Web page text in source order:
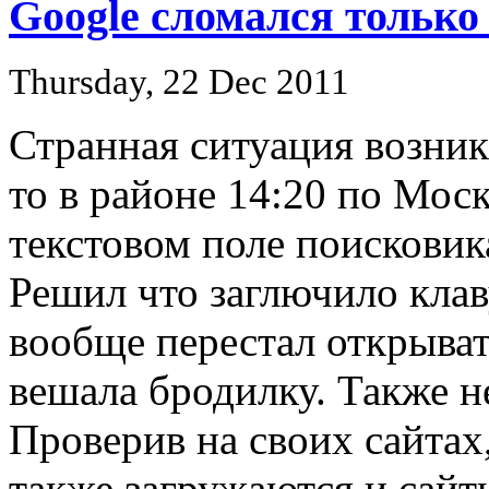
Google сломался
Thursday, 22 Dec 2011
Странная ситуация
то в районе 14:20 по
текстовом поле
Решил что заглючило
вообще перестал
вешала бродилку. Также
Проверив на своих